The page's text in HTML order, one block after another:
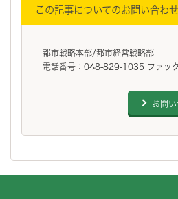
この記事についてのお問い合わせ
都市戦略本部/都市経営戦略部
電話番号：048-829-1035 ファッ
お問